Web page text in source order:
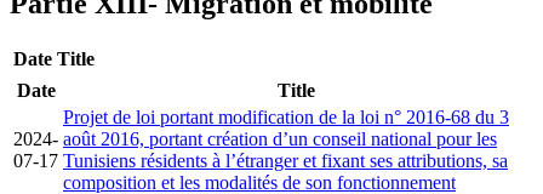
Date Title
Date
Title
2024-
07-17
Projet de loi portant modification de la loi n° 2016-68 du 3
août 2016, portant création d’un conseil national pour les
Tunisiens résidents à l’étranger et fixant ses attributions, sa
composition et les modalités de son fonctionnement